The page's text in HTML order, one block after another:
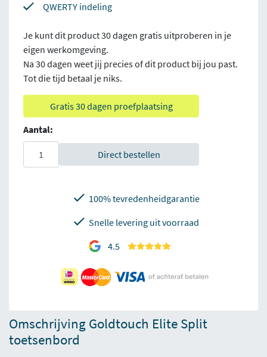
QWERTY indeling
Je kunt dit product 30 dagen gratis uitproberen in je
eigen werkomgeving.
Na 30 dagen weet jij precies of dit product bij jou past.
Tot die tijd betaal je niks.
Gratis 30 dagen proefplaatsing
Aantal:
Direct bestellen
100% tevredenheidgarantie
Snelle levering uit voorraad
4.5
Omschrijving Goldtouch Elite Split
toetsenbord